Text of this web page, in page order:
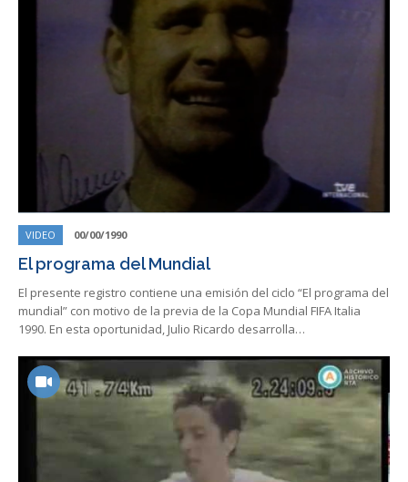
VIDEO 00/00/1990
El programa del Mundial
El presente registro contiene una emisión del ciclo “El programa del
mundial” con motivo de la previa de la Copa Mundial FIFA Italia
1990. En esta oportunidad, Julio Ricardo desarrolla…